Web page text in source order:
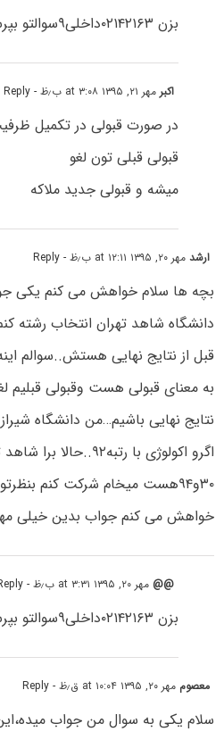
بزن ۰۲۱۴۲۱۶۳داخلی۹سوالتو بپرس
اکبرمهر ۲۱, ۱۳۹۵ at ۳:۰۸ ب٫ظ - Reply
در صورت قبولی در تکمیل
قبولی قبلی تون لغو
میشه و قبولی جدید ملاکه
ارشدمهر ۲۰, ۱۳۹۵ at ۱۲:۱۱ ب٫ظ - Reply
بچه ها سلام خواهش می کنم یکی
دانشگاه شاهد تهران انتخاب رشته
قبل از نتایج نهایی هستش..سوالم
به معنای قبولی هست وقبولی قبلیم
نتایج نهایی باشیم…من دانشگاه
اگرو اکولوژی با
۳۰و۹۴هست میخام شرکت کنم
خواهش می کنم جواب بدین خیلی
@@ مهر ۲۰, ۱۳۹۵ at ۳:۳۱ ب٫ظ - Reply
بزن ۰۲۱۴۲۱۶۳داخلی۹سوالتو بپرس
معصوم مهر ۲۰, ۱۳۹۵ at ۱۰:۰۴ ق٫ظ - Reply
سلام یکی به سوال من جواب